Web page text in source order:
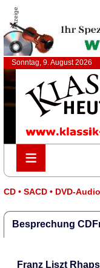
Anzeige
Sonntag, 9. August 2026
≡
≡
CD • SACD • DVD-
Besprechung
Franz Liszt